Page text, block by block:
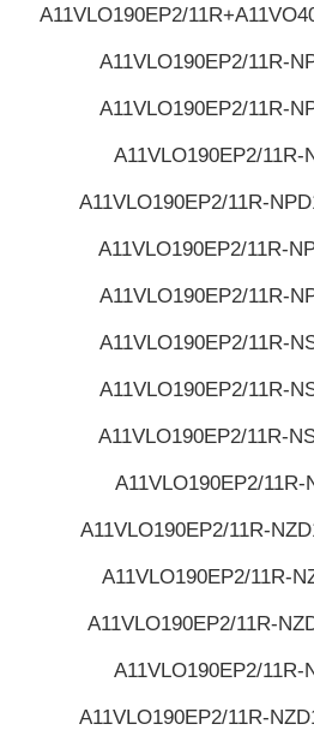
A11VLO190EP2/
A11VLO190EP2/11R-
A11VLO190EP2/11R-
A11VLO190EP2/11R-
A11VLO190EP2/11R-
A11VLO190EP2/11R-
A11VLO190EP2/11R-
A11VLO190EP2/11R-
A11VLO190EP2/11R-
A11VLO190EP2/11R-
A11VLO190EP2/11R-
A11VLO190EP2/11R-
A11VLO190EP2/11R-
A11VLO190EP2/11R-
A11VLO190EP2/11R-
A11VLO190EP2/11R-